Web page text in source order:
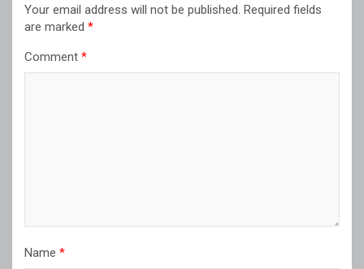
Your email address will not be published. Required fields
are marked *
Comment *
Name *